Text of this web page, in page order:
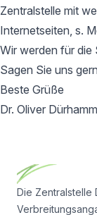
Zentralstelle mit
Internetseiten, s.
Wir werden für die
Sagen Sie uns
Beste Grüße
Dr. Oliver
Die Zentralstelle